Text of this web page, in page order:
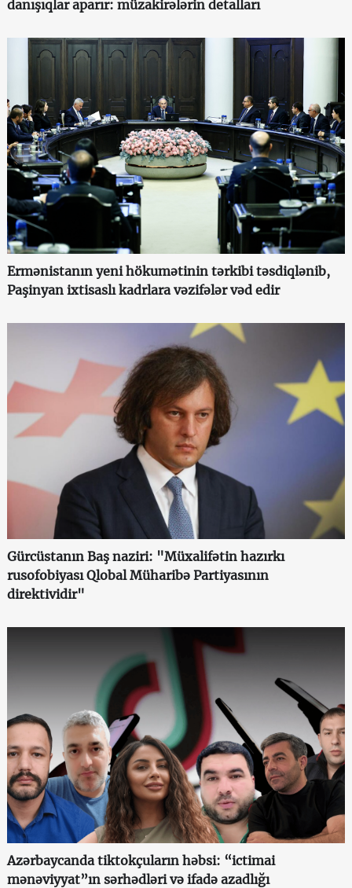
danışıqlar aparır: müzakirələrin detalları
Ermənistanın yeni hökumətinin tərkibi təsdiqlənib,
Paşinyan ixtisaslı kadrlara vəzifələr vəd edir
Gürcüstanın Baş naziri: "Müxalifətin hazırkı
rusofobiyası Qlobal Müharibə Partiyasının
direktividir"
Azərbaycanda tiktokçuların həbsi: “ictimai
mənəviyyat”ın sərhədləri və ifadə azadlığı